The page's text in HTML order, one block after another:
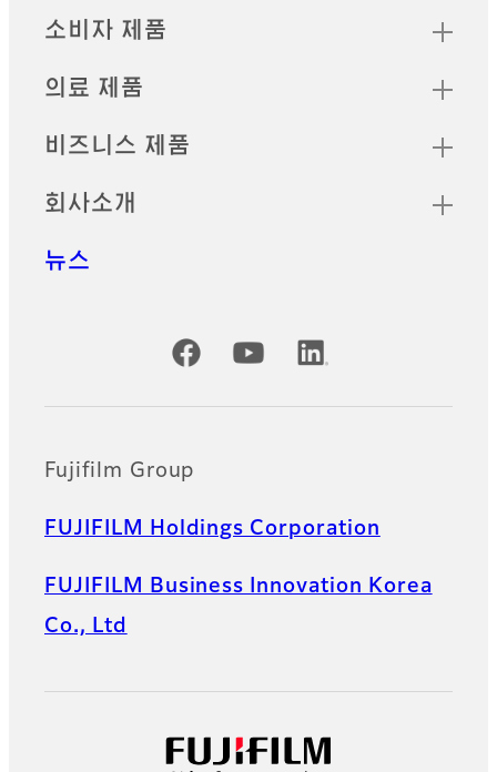
빠른 링크
소비자 제품
의료 제품
비즈니스 제품
회사소개
뉴스
공식 SNS 계정
Fujifilm Group
FUJIFILM Holdings Corporation
FUJIFILM Business Innovation Korea
Co., Ltd